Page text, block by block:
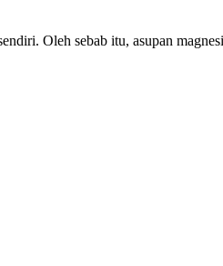
Oleh sebab itu, asupan